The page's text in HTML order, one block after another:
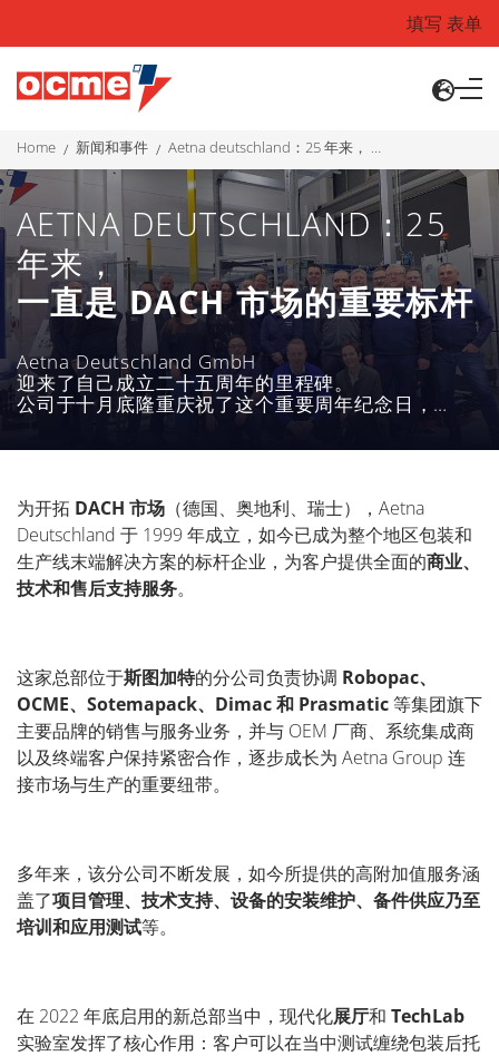
填写 表单
home 新闻和事件 aetna deutschland：25 年来， 一直是 dach 市场的重要标杆
AETNA DEUTSCHLAND：25
年来，
一直是 DACH 市场的重要标杆
Aetna Deutschland GmbH
迎来了自己成立二十五周年的里程碑。
公司于十月底隆重庆祝了这个重要周年纪念日，
德国分公司的稳健发展与持续增长。
为开拓 DACH 市场 （德国、奥地利、瑞士），Aetna
Deutschland 于 1999 年成立，如今已成为整个地区包装和
生产线末端解决方案的标杆企业，为客户提供全面的商业、
技术和售后支持服务。
这家总部位于斯图加特的分公司负责协调 Robopac、
OCME、Sotemapack、Dimac 和 Prasmatic等集团旗下
主要品牌的销售与服务业务，并与 OEM 厂商、系统集成商
以及终端客户保持紧密合作，逐步成长为 Aetna Group 连
接市场与生产的重要纽带。
多年来，该分公司不断发展，如今所提供的高附加值服务涵
盖了项目管理、技术支持、设备的安装维护、备件供应乃至
培训和应用测试等。
在 2022 年底启用的新总部当中，现代化展厅和 TechLab
实验室发挥了核心作用：客户可以在当中测试缠绕包装后托